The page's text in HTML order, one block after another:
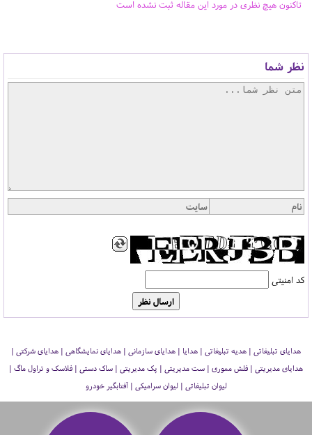
تاکنون هیچ نظری در مورد این مقاله ثبت نشده است
نظر شما
کد امنیتی
هدایای تبلیغاتی | هدیه تبلیغاتی | هدایا | هدایای سازمانی | هدایای نمایشگاهی | هدایای شرکتی |
هدایای مدیریتی | فلش مموری | ست مدیریتی | پک مدیریتی | ساک دستی | فلاسک و تراول ماگ |
لیوان تبلیغاتی | لیوان سرامیکی | آفتابگیر خودرو